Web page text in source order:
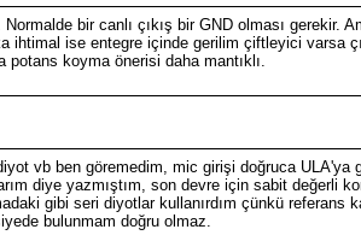
bir canlı çıkış bir GND olması
ihtimal ise entegre içinde gerilim çiftleyici
koyma önerisi daha mantıklı.
vb ben göremedim, mic girişi doğruca
diye yazmıştım, son devre için sabit
gibi seri diyotlar kullanırdım çünkü referans
bulunmam doğru olmaz.